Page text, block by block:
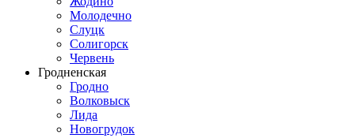
Молодечно
Слуцк
Солигорск
Червень
Гродненская
Гродно
Волковыск
Лида
Новогрудок